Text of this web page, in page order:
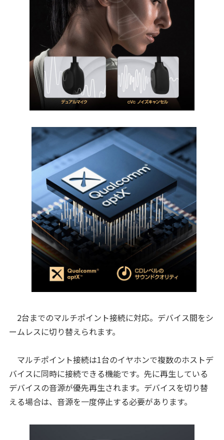
2台までのマルチポイント接続に対応。デバイス間をシ
ームレスに切り替えられます。
マルチポイント接続は1台のイヤホンで複数のホストデ
バイスに同時に接続できる機能です。先に再生している
デバイスの音源が優先再生されます。デバイスを切り替
える場合は、音源を一度停止する必要があります。